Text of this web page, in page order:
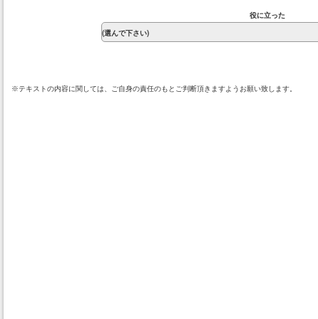
役に立った
※テキストの内容に関しては、ご自身の責任のもとご判断頂きますようお願い致します。